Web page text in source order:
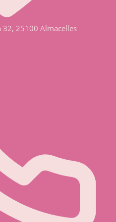
32, 25100 Almacelles